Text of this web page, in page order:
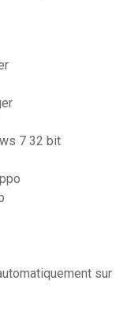
7 32 bit
sur